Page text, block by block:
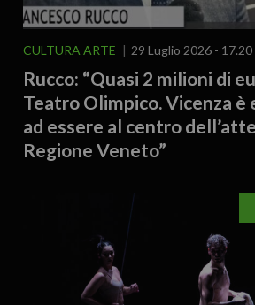
CULTURA ARTE 29 Luglio 2026 - 17.20
Rucco: “Quasi 2 milioni di
Teatro Olimpico. Vicenza è
ad essere al centro
Regione Veneto”